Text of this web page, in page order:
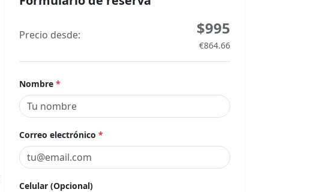
Precio desde: $995
€864.66
Nombre *
Correo electrónico *
Celular (Opcional)